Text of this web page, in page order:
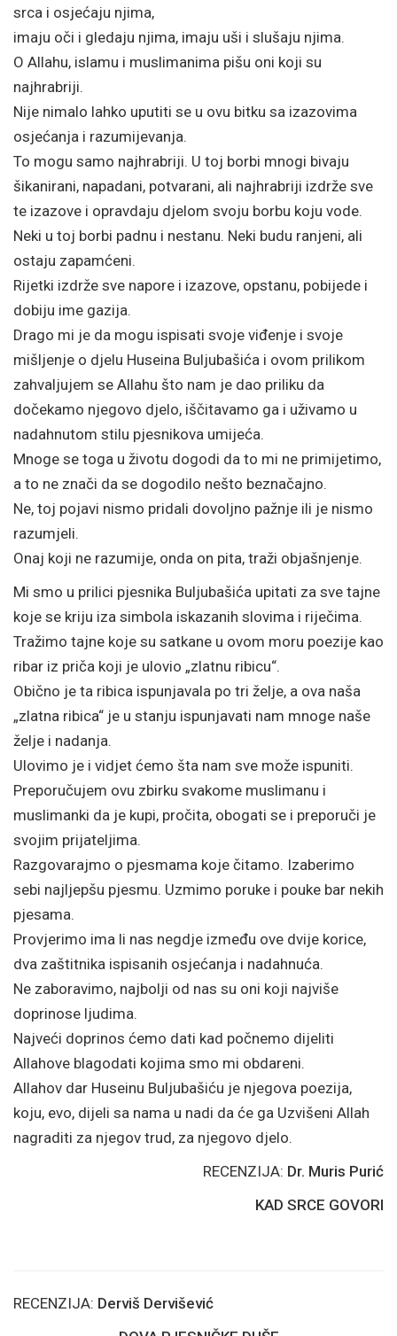
srca i osjećaju njima,
imaju oči i gledaju njima, imaju uši i slušaju njima.
O Allahu, islamu i muslimanima pišu oni koji su
najhrabriji.
Nije nimalo lahko uputiti se u ovu bitku sa izazovima
osjećanja i razumijevanja.
To mogu samo najhrabriji. U toj borbi mnogi bivaju
šikanirani, napadani, potvarani, ali najhrabriji izdrže sve
te izazove i opravdaju djelom svoju borbu koju vode.
Neki u toj borbi padnu i nestanu. Neki budu ranjeni, ali
ostaju zapamćeni.
Rijetki izdrže sve napore i izazove, opstanu, pobijede i
dobiju ime gazija.
Drago mi je da mogu ispisati svoje viđenje i svoje
mišljenje o djelu Huseina Buljubašića i ovom prilikom
zahvaljujem se Allahu što nam je dao priliku da
dočekamo njegovo djelo, iščitavamo ga i uživamo u
nadahnutom stilu pjesnikova umijeća.
Mnoge se toga u životu dogodi da to mi ne primijetimo,
a to ne znači da se dogodilo nešto beznačajno.
Ne, toj pojavi nismo pridali dovoljno pažnje ili je nismo
razumjeli.
Onaj koji ne razumije, onda on pita, traži objašnjenje.
Mi smo u prilici pjesnika Buljubašića upitati za sve tajne
koje se kriju iza simbola iskazanih slovima i riječima.
Tražimo tajne koje su satkane u ovom moru poezije kao
ribar iz priča koji je ulovio „zlatnu ribicu“.
Obično je ta ribica ispunjavala po tri želje, a ova naša
„zlatna ribica“ je u stanju ispunjavati nam mnoge naše
želje i nadanja.
Ulovimo je i vidjet ćemo šta nam sve može ispuniti.
Preporučujem ovu zbirku svakome muslimanu i
muslimanki da je kupi, pročita, obogati se i preporuči je
svojim prijateljima.
Razgovarajmo o pjesmama koje čitamo. Izaberimo
sebi najljepšu pjesmu. Uzmimo poruke i pouke bar nekih
pjesama.
Provjerimo ima li nas negdje između ove dvije korice,
dva zaštitnika ispisanih osjećanja i nadahnuća.
Ne zaboravimo, najbolji od nas su oni koji najviše
doprinose ljudima.
Najveći doprinos ćemo dati kad počnemo dijeliti
Allahove blagodati kojima smo mi obdareni.
Allahov dar Huseinu Buljubašiću je njegova poezija,
koju, evo, dijeli sa nama u nadi da će ga Uzvišeni Allah
nagraditi za njegov trud, za njegovo djelo.
RECENZIJA: Dr. Muris Purić
KAD SRCE GOVORI
RECENZIJA: Derviš Dervišević